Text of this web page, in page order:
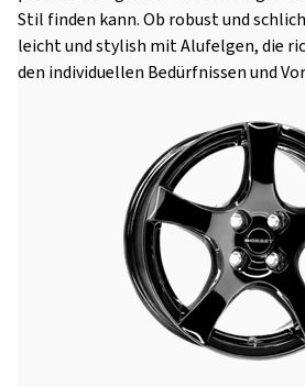
Stil finden kann. Ob robust und
leicht und stylish mit Alufelgen, die
den individuellen Bedürfnissen und